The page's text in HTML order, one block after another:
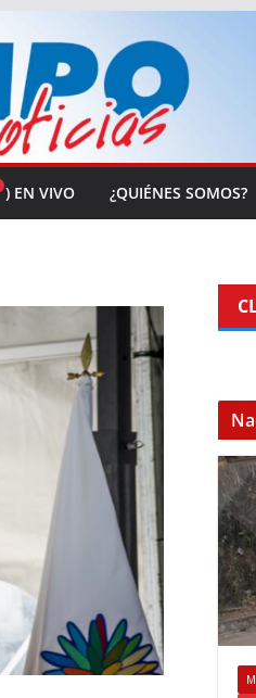
) EN VIVO ¿QUIÉNES SOMOS?